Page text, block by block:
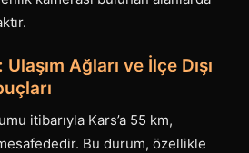
Ağları ve İlçe Dışı
itibarıyla Kars’a 55 km,
Bu durum, özellikle